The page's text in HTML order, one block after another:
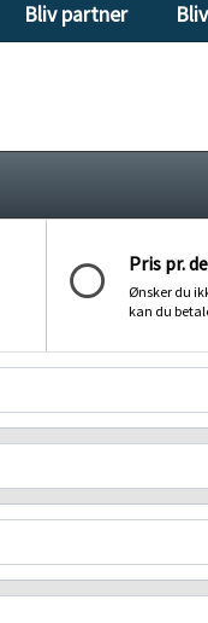
Bliv partner
Pris pr.
Ønsker du
kan du